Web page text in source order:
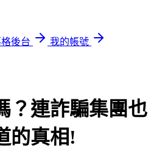
後台
我的帳號
？連詐騙集團也
的真相!